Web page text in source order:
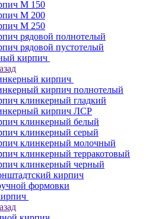
М 150
М 200
М 250
рядовой полнотелый
рядовой пустотелый
кирпич
кирпич
кирпич полнотелый
клинкерный гладкий
кирпич ЛСР
клинкерный белый
клинкерный серый
клинкерный молочный
клинкерный терракотовый
клинкерный черный
кирпич
формовки